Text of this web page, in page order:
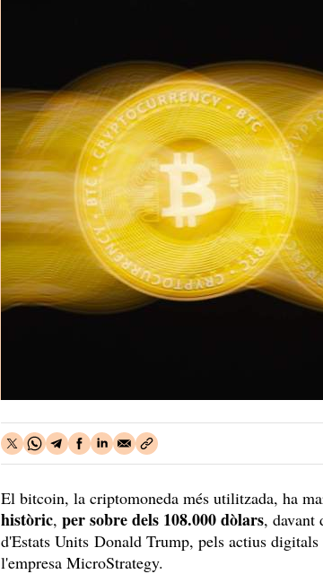
El bitcoin, la criptomoneda més utilitzada, ha
històric, per sobre dels 108.000 dòlars, davant
d'Estats Units Donald Trump, pels actius
l'empresa MicroStrategy.